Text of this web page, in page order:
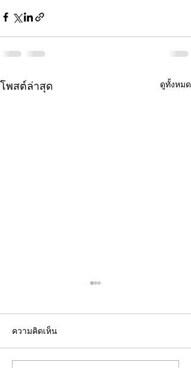
โพสต์ล่าสุด ดูทั้งหมด
ความคิดเห็น